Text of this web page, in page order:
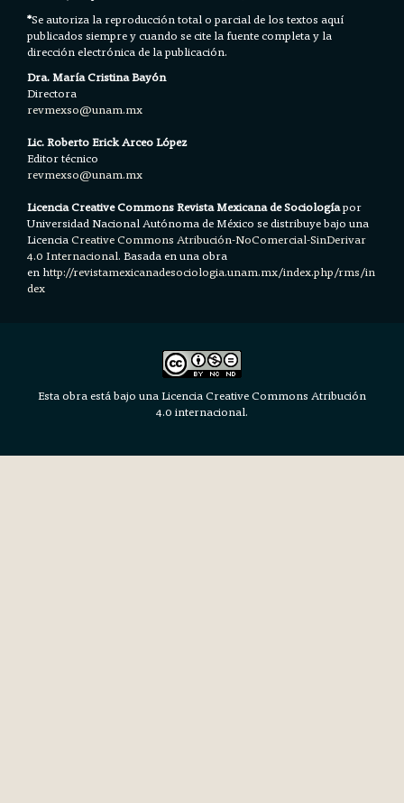
*Se autoriza la reproducción total o parcial de los textos aquí
publicados siempre y cuando se cite la fuente completa y la
dirección electrónica de la publicación.
Dra. María Cristina Bayón
Directora
revmexso@unam.mx
Lic. Roberto Erick Arceo López
Editor técnico
revmexso@unam.mx
Licencia Creative Commons Revista Mexicana de Sociologíapor
Universidad Nacional Autónoma de México se distribuye bajo una
LicenciaCreative Commons Atribución-NoComercial-SinDerivar
4.0 Internacional.Basada en una obra
en http://revistamexicanadesociologia.unam.mx/index.php/rms/in
dex
Esta obra está bajo una Licencia Creative Commons Atribución
4.0 internacional.